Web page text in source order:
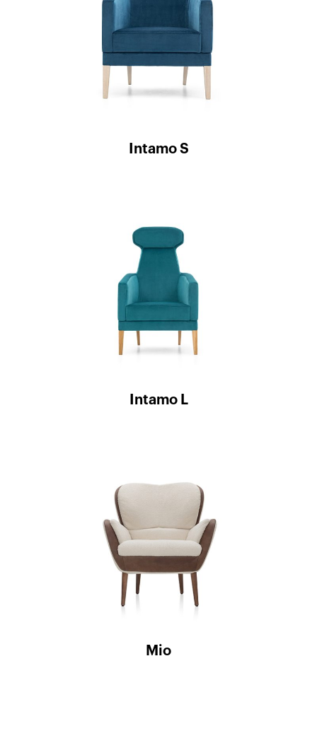
Intamo S
Intamo L
Mio